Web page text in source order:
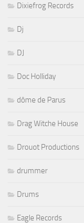
Dixiefrog Records
Dj
DJ
Doc Holliday
dôme de Parus
Drag Witche House
Drouot Productions
drummer
Drums
Eagle Records